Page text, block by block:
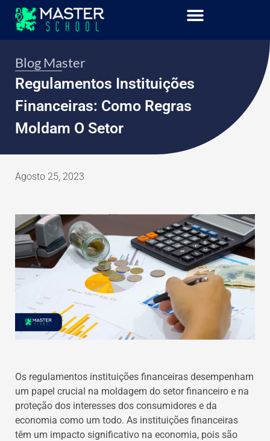
Blog Master
Regulamentos Instituições
Financeiras: Como Regras
Moldam O Setor
Agosto 25, 2023
Os regulamentos instituições financeiras desempenham
um papel crucial na moldagem do setor financeiro e na
proteção dos interesses dos consumidores e da
economia como um todo. As instituições financeiras
têm um impacto significativo na economia, pois são